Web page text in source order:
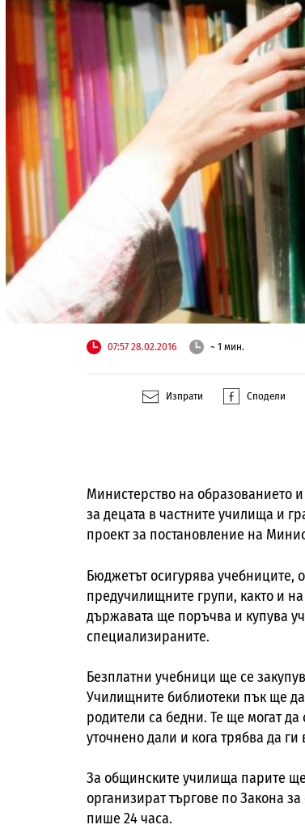
07:57 28.02.2016 ~ 1 мин.
Изпрати Сподели
Министерство на образованието
за децата в частните училища и
проект за постановление на
Бюджетът осигурява учебниците,
предучилищните групи, както и
държавата ще поръчва и купува
специализираните.
Безплатни учебници ще се
Училищните библиотеки пък ще
родители са бедни. Те ще могат да
уточнено дали и кога трябва да
За общинските училища парите
организират търгове по Закона
пише 24 часа.